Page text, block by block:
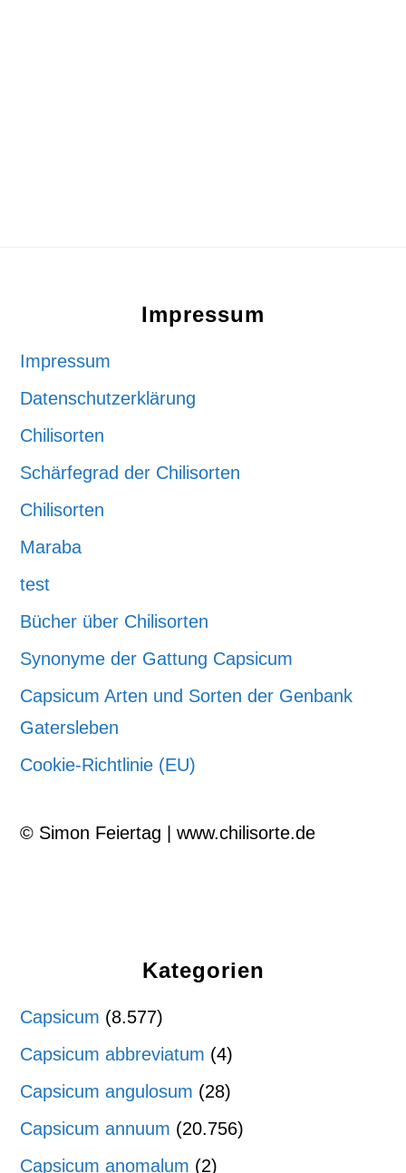
Impressum
Impressum
Datenschutzerklärung
Chilisorten
Schärfegrad der Chilisorten
Chilisorten
Maraba
test
Bücher über Chilisorten
Synonyme der Gattung Capsicum
Capsicum Arten und Sorten der Genbank
Gatersleben
Cookie-Richtlinie (EU)
© Simon Feiertag | www.chilisorte.de
Kategorien
Capsicum (8.577)
Capsicum abbreviatum (4)
Capsicum angulosum (28)
Capsicum annuum (20.756)
Capsicum anomalum (2)